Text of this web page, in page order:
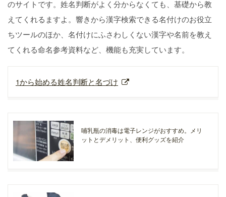
のサイトです。姓名判断がよく分からなくても、基礎から教
えてくれるますよ。響きから漢字検索できる名付けのお役立
ちツールのほか、名付けにふさわしくない漢字や名前を教え
てくれる命名参考資料など、機能も充実しています。
1から始める姓名判断と名づけ
哺乳瓶の消毒は電子レンジがおすすめ。メリ
ットとデメリット、便利グッズを紹介